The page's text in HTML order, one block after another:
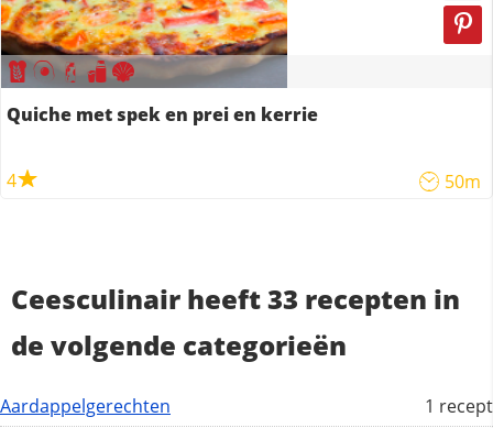
Quiche met spek en prei en kerrie
4 50m
Ceesculinair heeft 33 recepten in
de volgende categorieën
1 recept
Aardappelgerechten